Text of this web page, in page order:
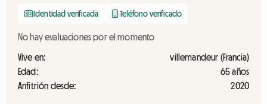
Identidad verificada Teléfono verificado
No hay evaluaciones por el momento
Vive en:
villemandeur (Francia)
Edad:
65 años
Anfitrión desde:
2020